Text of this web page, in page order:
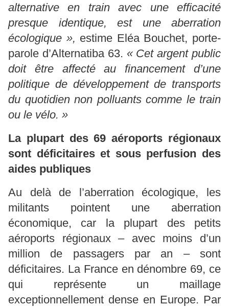
alternative en train avec une efficacité
presque identique, est une aberration
écologique », estime Eléa Bouchet, porte-
parole d’Alternatiba 63. « Cet argent public
doit être affecté au financement d’une
politique de développement de transports
du quotidien non polluants comme le train
ou le vélo. »
La plupart des 69 aéroports régionaux
sont déficitaires et sous perfusion des
aides publiques
Au delà de l’aberration écologique, les
militants pointent une aberration
économique, car la plupart des petits
aéroports régionaux – avec moins d’un
million de passagers par an – sont
déficitaires. La France en dénombre 69, ce
qui représente un maillage
exceptionnellement dense en Europe. Par